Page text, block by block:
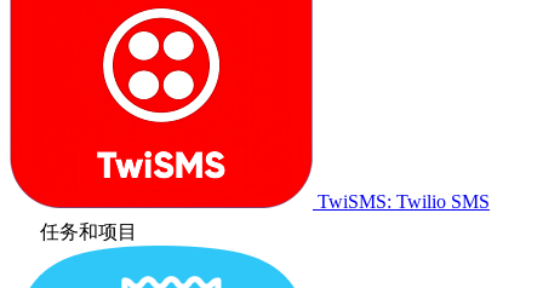
TwiSMS: Twilio SMS
任务和项目